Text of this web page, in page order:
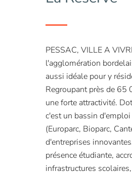
PESSAC, VILLE A
l'agglomération
aussi idéale pour y
Regroupant près de 65
une forte attractivité.
c'est un bassin
(Europarc, Bioparc,
d'entreprises
présence étudiante,
infrastructures